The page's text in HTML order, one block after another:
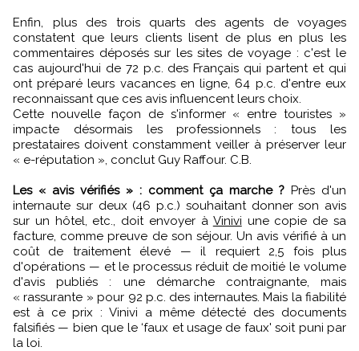
Enfin, plus des trois quarts des agents de voyages
constatent que leurs clients lisent de plus en plus les
commentaires déposés sur les sites de voyage : c'est le
cas aujourd'hui de 72 p.c. des Français qui partent et qui
ont préparé leurs vacances en ligne, 64 p.c. d'entre eux
reconnaissant que ces avis influencent leurs choix.
Cette nouvelle façon de s'informer « entre touristes »
impacte désormais les professionnels : tous les
prestataires doivent constamment veiller à préserver leur
« e-réputation », conclut Guy Raffour. C.B.
Les « avis vérifiés » : comment ça marche ? Près d'un
internaute sur deux (46 p.c.) souhaitant donner son avis
sur un hôtel, etc., doit envoyer à Vinivi une copie de sa
facture, comme preuve de son séjour. Un avis vérifié à un
coût de traitement élevé — il requiert 2,5 fois plus
d'opérations — et le processus réduit de moitié le volume
d'avis publiés : une démarche contraignante, mais
« rassurante » pour 92 p.c. des internautes. Mais la fiabilité
est à ce prix : Vinivi a même détecté des documents
falsifiés — bien que le ‘faux et usage de faux' soit puni par
la loi.